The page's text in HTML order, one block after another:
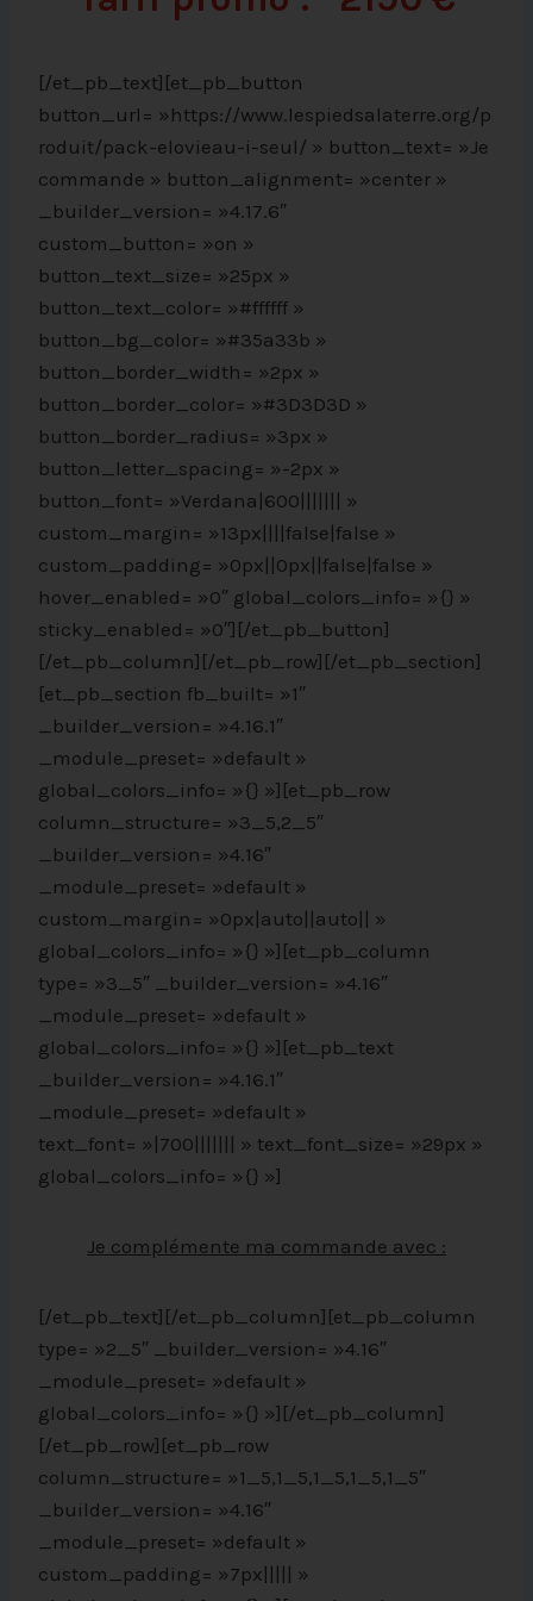
[/et_pb_text][et_pb_button
button_url= »https://www.lespiedsalaterre.org/p
roduit/pack-elovieau-i-seul/ » button_text= »Je
commande » button_alignment= »center »
_builder_version= »4.17.6″
custom_button= »on »
button_text_size= »25px »
button_text_color= »#ffffff »
button_bg_color= »#35a33b »
button_border_width= »2px »
button_border_color= »#3D3D3D »
button_border_radius= »3px »
button_letter_spacing= »-2px »
button_font= »Verdana|600||||||| »
custom_margin= »13px||||false|false »
custom_padding= »0px||0px||false|false »
hover_enabled= »0″ global_colors_info= »{} »
sticky_enabled= »0″][/et_pb_button]
[/et_pb_column][/et_pb_row][/et_pb_section]
[et_pb_section fb_built= »1″
_builder_version= »4.16.1″
_module_preset= »default »
global_colors_info= »{} »][et_pb_row
column_structure= »3_5,2_5″
_builder_version= »4.16″
_module_preset= »default »
custom_margin= »0px|auto||auto|| »
global_colors_info= »{} »][et_pb_column
type= »3_5″ _builder_version= »4.16″
_module_preset= »default »
global_colors_info= »{} »][et_pb_text
_builder_version= »4.16.1″
_module_preset= »default »
text_font= »|700||||||| » text_font_size= »29px »
global_colors_info= »{} »]
Je complémente ma commande avec :
[/et_pb_text][/et_pb_column][et_pb_column
type= »2_5″ _builder_version= »4.16″
_module_preset= »default »
global_colors_info= »{} »][/et_pb_column]
[/et_pb_row][et_pb_row
column_structure= »1_5,1_5,1_5,1_5,1_5″
_builder_version= »4.16″
_module_preset= »default »
custom_padding= »7px||||| »